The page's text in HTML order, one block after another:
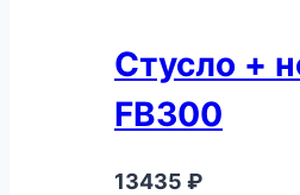
Стусло +
FB300
13435 ₽